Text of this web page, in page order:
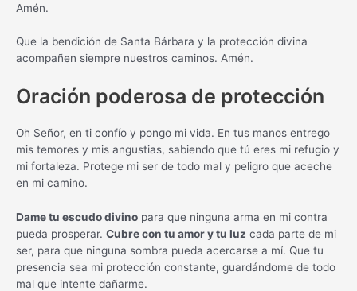
Amén.
Que la bendición de Santa Bárbara y la protección divina
acompañen siempre nuestros caminos. Amén.
Oración poderosa de protección
Oh Señor, en ti confío y pongo mi vida. En tus manos entrego
mis temores y mis angustias, sabiendo que tú eres mi refugio y
mi fortaleza. Protege mi ser de todo mal y peligro que aceche
en mi camino.
Dame tu escudo divino para que ninguna arma en mi contra
pueda prosperar. Cubre con tu amor y tu luz cada parte de mi
ser, para que ninguna sombra pueda acercarse a mí. Que tu
presencia sea mi protección constante, guardándome de todo
mal que intente dañarme.